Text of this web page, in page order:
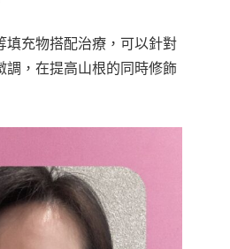
填充物搭配治療，可以針對
調，在提高山根的同時修飾